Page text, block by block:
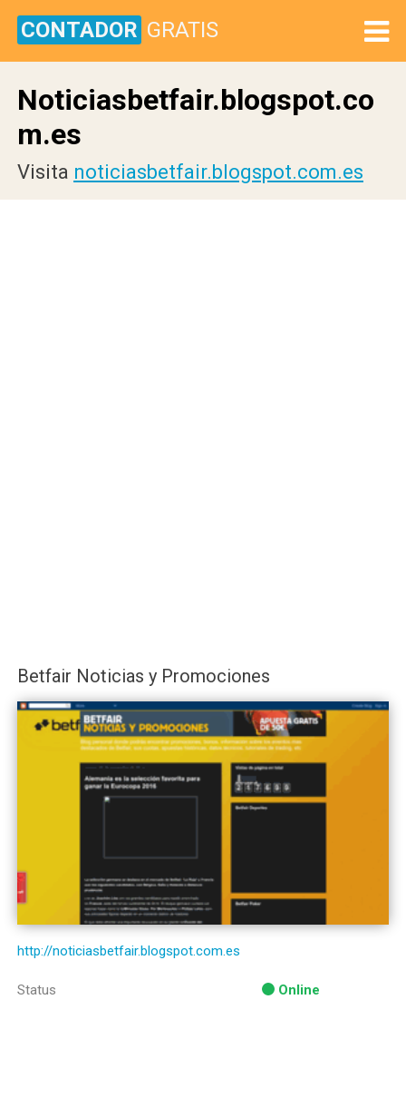
CONTADOR GRATIS
Noticiasbetfair.blogspot.co
m.es
Visita noticiasbetfair.blogspot.com.es
Betfair Noticias y Promociones
http://noticiasbetfair.blogspot.com.es
Status Online